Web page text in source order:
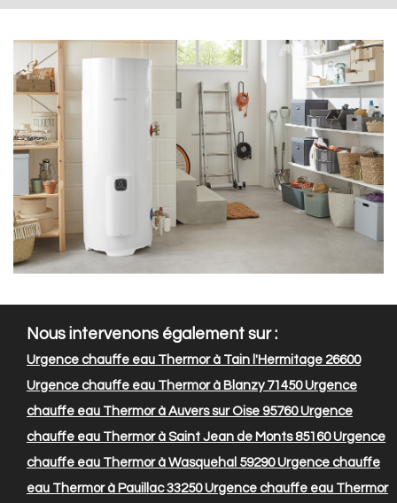
Nous intervenons également sur :
Urgence chauffe eau Thermor à Tain l'Hermitage 26600
Urgence chauffe eau Thermor à Blanzy 71450Urgence
chauffe eau Thermor à Auvers sur Oise 95760Urgence
chauffe eau Thermor à Saint Jean de Monts 85160Urgence
chauffe eau Thermor à Wasquehal 59290Urgence chauffe
eau Thermor à Pauillac 33250Urgence chauffe eau Thermor